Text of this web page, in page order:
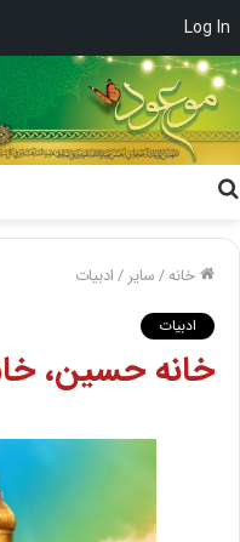
Log In
خانه/سایر /ادبیات
ادبیات
خانه حسین،